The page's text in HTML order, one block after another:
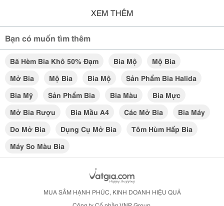
XEM THÊM
Bạn có muốn tìm thêm
Bã Hèm Bia Khô 50% Đạm Bia Mộ
Mộ Bia
Mở Bia
Mộ Bia Bia Mộ
Sản Phẩm Bia Halida
Bia Mỹ
Sản Phẩm Bia Bia Màu
Bia Mực
Mở Bia Rượu
Bia Mầu A4 Các Mở Bia
Bia Máy
Do Mở Bia
Dụng Cụ Mở Bia
Tôm Hùm Hấp Bia
Máy So Màu Bia
MUA SẮM HẠNH PHÚC, KINH DOANH HIỆU QUẢ